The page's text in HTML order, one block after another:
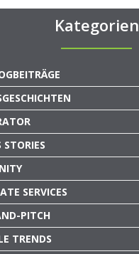
Kategorien
STORIES
SERVICES
PITCH
TRENDS